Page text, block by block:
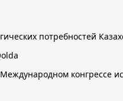
потребностей
конгрессе